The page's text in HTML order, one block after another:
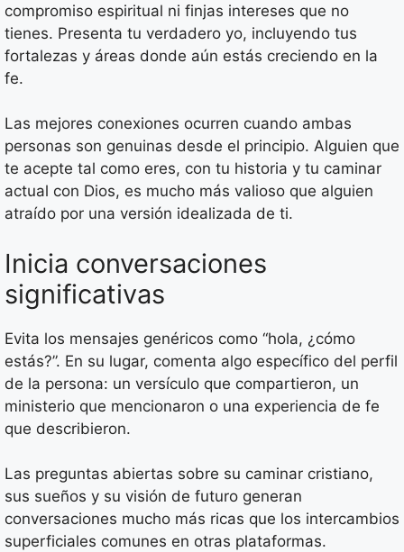
compromiso espiritual ni finjas intereses que no
tienes. Presenta tu verdadero yo, incluyendo tus
fortalezas y áreas donde aún estás creciendo en la
fe.
Las mejores conexiones ocurren cuando ambas
personas son genuinas desde el principio. Alguien que
te acepte tal como eres, con tu historia y tu caminar
actual con Dios, es mucho más valioso que alguien
atraído por una versión idealizada de ti.
Inicia conversaciones
significativas
Evita los mensajes genéricos como “hola, ¿cómo
estás?”. En su lugar, comenta algo específico del perfil
de la persona: un versículo que compartieron, un
ministerio que mencionaron o una experiencia de fe
que describieron.
Las preguntas abiertas sobre su caminar cristiano,
sus sueños y su visión de futuro generan
conversaciones mucho más ricas que los intercambios
superficiales comunes en otras plataformas.